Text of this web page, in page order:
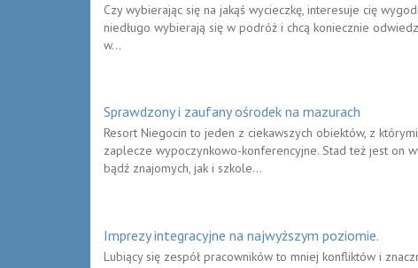
Czy wybierając się na jakąś wycieczkę, interesuje cię
niedługo wybierają się w podróż i chcą koniecznie
w...
Sprawdzony i zaufany ośrodek na mazurach
Resort Niegocin to jeden z ciekawszych obiektów, z
zaplecze wypoczynkowo-konferencyjne. Stad też jest on
bądź znajomych, jak i szkole...
Imprezy integracyjne na najwyższym poziomie.
Lubiący się zespół pracowników to mniej konfliktów i